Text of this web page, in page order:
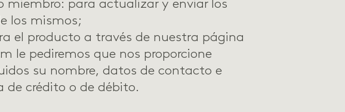
miembro: para actualizar y enviar los
los mismos;
el producto a través de nuestra página
le pediremos que nos proporcione
su nombre, datos de contacto e
crédito o de débito.